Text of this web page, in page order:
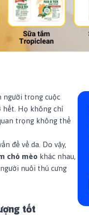
người trong cuộc
hết. Họ không chỉ
trọng không thể
đề về da. Do vậy,
chó mèo khác nhau,
nuôi thú cưng
tốt